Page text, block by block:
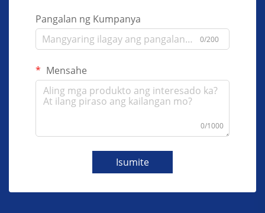
Pangalan ng Kumpanya
0/200
Mensahe
0/1000
Isumite